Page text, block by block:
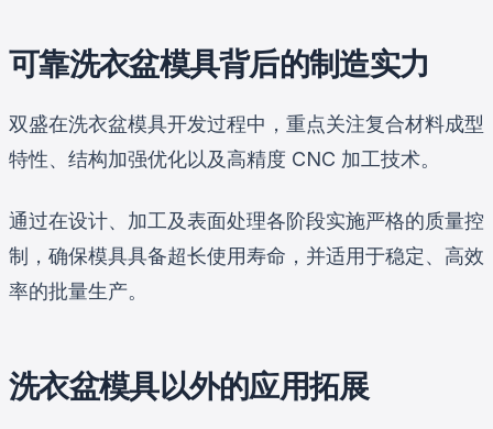
可靠洗衣盆模具背后的制造实力
双盛在洗衣盆模具开发过程中，重点关注复合材料成型
特性、结构加强优化以及高精度 CNC 加工技术。
通过在设计、加工及表面处理各阶段实施严格的质量控
制，确保模具具备超长使用寿命，并适用于稳定、高效
率的批量生产。
洗衣盆模具以外的应用拓展